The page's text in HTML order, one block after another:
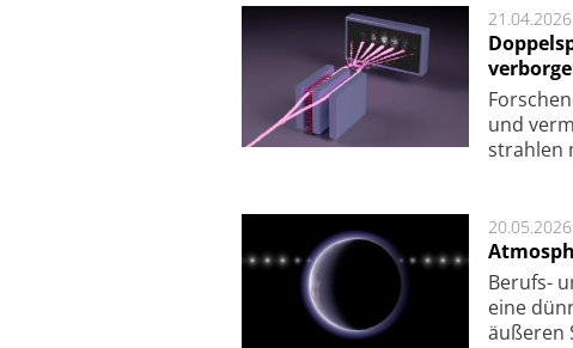
21.04.2026
und
strah­len
20.05.2026
Berufs-
eine
äu­ße­ren